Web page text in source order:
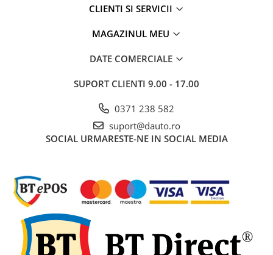
Rezistoare CANBUS LED
Suporturi pentru girofare auto si
Veste Reflectorizante de Avertizare
Capace piulite
Oglinzi auto
Parasolare Camion – Cabina si
Accesorii
Protectii si pasaje roti
Reclame Luminoase
CLIENTI SI SERVICII
MAGAZINUL MEU
DATE COMERCIALE
SUPORT CLIENTI 9.00 - 17.00
0371 238 582
suport@dauto.ro
SOCIAL URMARESTE-NE IN SOCIAL MEDIA